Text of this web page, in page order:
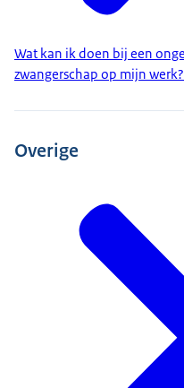
Wat kan ik doen bij een
zwangerschap op mijn werk?
Overige